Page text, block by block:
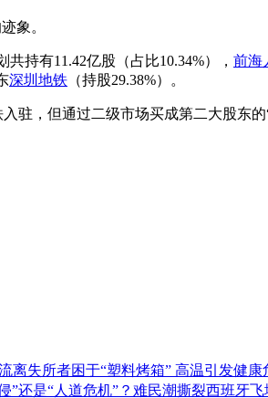
象。
共持有11.42亿股（占比10.34%）， 前海
深圳地铁 （持股29.38%）。
驻，但通过二级市场买成第二大股东的
离失所者困于“塑料烤箱” 高温引发健康
”还是“人道危机”？难民潮撕裂西班牙飞